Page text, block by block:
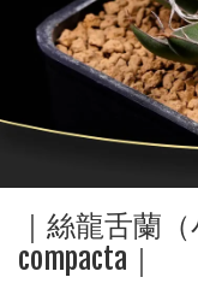
｜絲龍舌蘭
compacta｜